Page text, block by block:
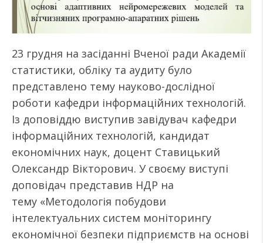
23 грудня на засіданні Вченої ради Академії
статистики, обліку та аудиту було
представлено тему науково-дослідної
роботи кафедри інформаційних технологій.
Із доповіддю виступив завідувач кафедри
інформаційних технологій, кандидат
економічних наук, доцент Ставицький
Олександр Вікторович. У своєму виступі
доповідач представив НДР на
тему «Методологія побудови
інтелектуальних систем моніторингу
економічної безпеки підприємств на основі